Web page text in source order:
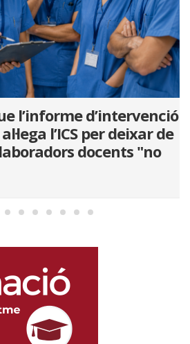
l’informe d’intervenció
l’ICS per deixar de
docents "no